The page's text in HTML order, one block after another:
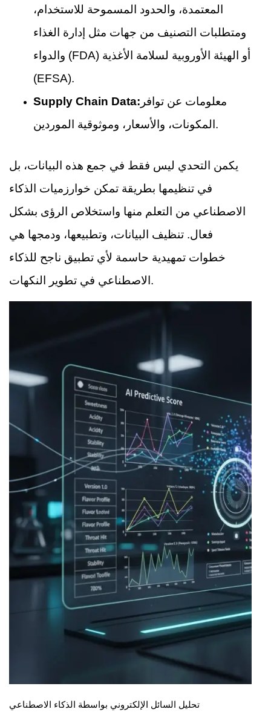
المعتمدة، والحدود المسموحة للاستخدام،
ومتطلبات التصنيف من جهات مثل إدارة الغذاء
والدواء (FDA) أو الهيئة الأوروبية لسلامة الأغذية
(EFSA).
Supply Chain Data: معلومات عن توافر
المكونات، والأسعار، وموثوقية الموردين.
يكمن التحدي ليس فقط في جمع هذه البيانات، بل
في تنظيمها بطريقة تمكن خوارزميات الذكاء
الاصطناعي من التعلم منها واستخلاص الرؤى بشكل
فعال. تنظيف البيانات، وتطبيعها، ودمجها هي
خطوات تمهيدية حاسمة لأي تطبيق ناجح للذكاء
الاصطناعي في تطوير النكهات.
تحليل السائل الإلكتروني بواسطة الذكاء الاصطناعي